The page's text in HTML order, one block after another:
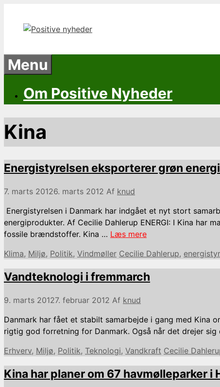
indhold
Menu
Om Positive Nyheder
Kina
Energistyrelsen eksporterer grøn
7. marts 20126. marts 2012 Af knud
Energistyrelsen i Danmark har indgået et nyt stort
energiprodukter. Af Cecilie Dahlerup ENERGI: I Kina har
fossile brændstoffer. Kina … Læs mere
Kategorier
Klima, Miljø, Politik, Vindmøller Tags
Cecilie Dahlerup,
Vandteknologi i fremmarch
9. marts 20127. februar 2012 Af knud
Danmark har fået et stabilt samarbejde i gang med Kina
rigtig god forretning for Danmark. Også når det drejer
Kategorier
Erhverv, Miljø, Politik, Teknologi, Vandkraft Tags
Cecilie
Kina har planer om 67 havmølleparker i